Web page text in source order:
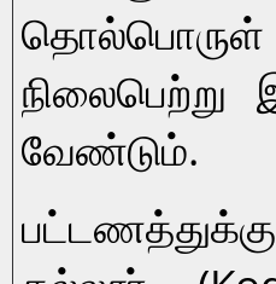
நிலைபெற்று
வேண்டும்.